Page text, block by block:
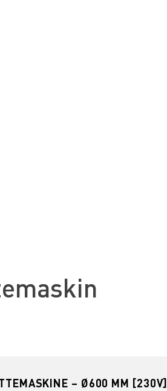
– Ø600 MM [230V]